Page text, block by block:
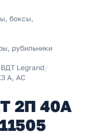
боксы,
рубильники
Legrand/
A, AC
2П 40А